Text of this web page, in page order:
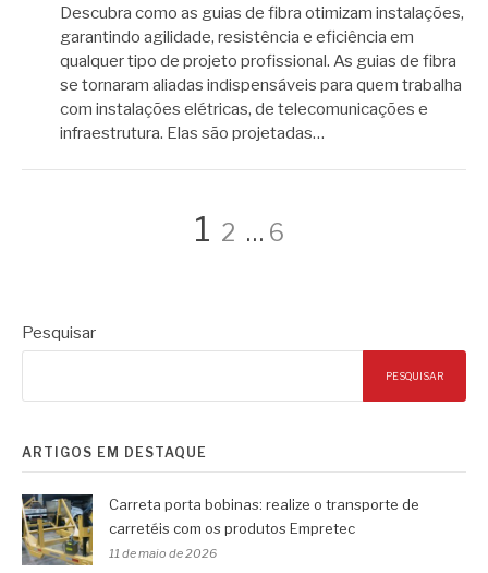
Descubra como as guias de fibra otimizam instalações,
garantindo agilidade, resistência e eficiência em
qualquer tipo de projeto profissional. As guias de fibra
se tornaram aliadas indispensáveis para quem trabalha
com instalações elétricas, de telecomunicações e
infraestrutura. Elas são projetadas…
Paginação
de
posts
Página
1 Página
2 … Página
6
Pesquisar
PESQUISAR
ARTIGOS EM DESTAQUE
Carreta porta bobinas: realize o transporte de
carretéis com os produtos Empretec
11 de maio de 2026